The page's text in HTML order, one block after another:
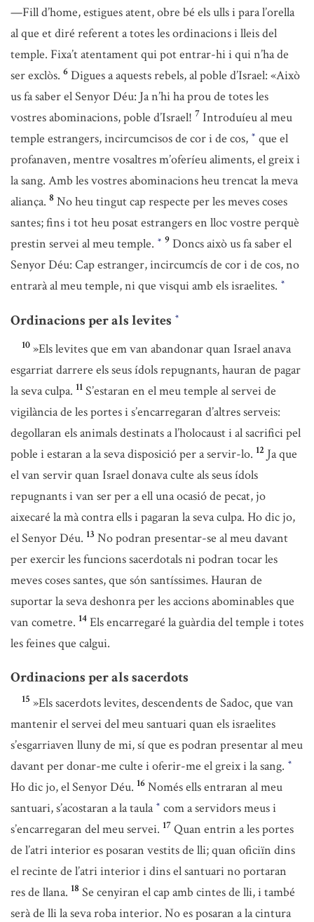
—Fill d’home, estigues atent, obre bé els ulls i para l’orella
al que et diré referent a totes les ordinacions i lleis del
temple. Fixa’t atentament qui pot entrar-hi i qui n’ha de
ser exclòs. 6 Digues a aquests rebels, al poble d’Israel: «Això
us fa saber el Senyor Déu: Ja n’hi ha prou de totes les
vostres abominacions, poble d’Israel! 7 Introduíeu al meu
temple estrangers, incircumcisos de cor i de cos, * que el
profanaven, mentre vosaltres m’oferíeu aliments, el greix i
la sang. Amb les vostres abominacions heu trencat la meva
aliança. 8 No heu tingut cap respecte per les meves coses
santes; fins i tot heu posat estrangers en lloc vostre perquè
prestin servei al meu temple. * 9 Doncs això us fa saber el
Senyor Déu: Cap estranger, incircumcís de cor i de cos, no
entrarà al meu temple, ni que visqui amb els israelites. *
Ordinacions per als levites *
10 »Els levites que em van abandonar quan Israel anava
esgarriat darrere els seus ídols repugnants, hauran de pagar
la seva culpa. 11 S’estaran en el meu temple al servei de
vigilància de les portes i s’encarregaran d’altres serveis:
degollaran els animals destinats a l’holocaust i al sacrifici pel
poble i estaran a la seva disposició per a servir-lo. 12 Ja que
el van servir quan Israel donava culte als seus ídols
repugnants i van ser per a ell una ocasió de pecat, jo
aixecaré la mà contra ells i pagaran la seva culpa. Ho dic jo,
el Senyor Déu. 13 No podran presentar-se al meu davant
per exercir les funcions sacerdotals ni podran tocar les
meves coses santes, que són santíssimes. Hauran de
suportar la seva deshonra per les accions abominables que
van cometre. 14 Els encarregaré la guàrdia del temple i totes
les feines que calgui.
Ordinacions per als sacerdots
15 »Els sacerdots levites, descendents de Sadoc, que van
mantenir el servei del meu santuari quan els israelites
s’esgarriaven lluny de mi, sí que es podran presentar al meu
davant per donar-me culte i oferir-me el greix i la sang. *
Ho dic jo, el Senyor Déu. 16 Només ells entraran al meu
santuari, s’acostaran a la taula * com a servidors meus i
s’encarregaran del meu servei. 17 Quan entrin a les portes
de l’atri interior es posaran vestits de lli; quan oficiïn dins
el recinte de l’atri interior i dins el santuari no portaran
res de llana. 18 Se cenyiran el cap amb cintes de lli, i també
serà de lli la seva roba interior. No es posaran a la cintura